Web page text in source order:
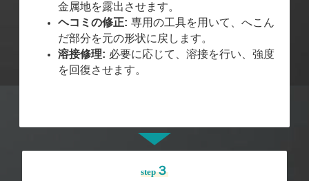
金属地を露出させます。
ヘコミの修正: 専用の工具を用いて、へこん
だ部分を元の形状に戻します。
溶接修理: 必要に応じて、溶接を行い、強度
を回復させます。
step３